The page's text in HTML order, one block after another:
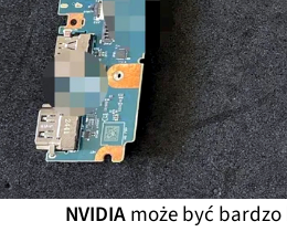
NVIDIAmoże być